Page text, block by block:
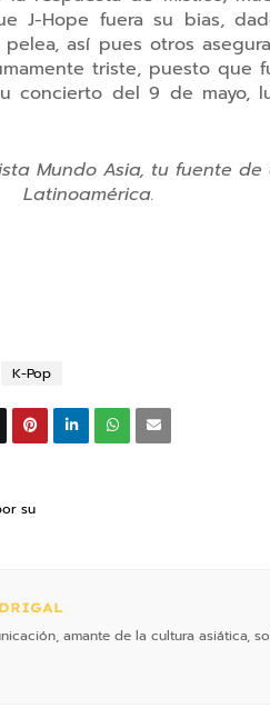
J-Hope fuera su bias,
así pues otros
triste, puesto que
concierto del 9 de mayo,
Mundo Asia, tu fuente
Latinoamérica.
K-Pop
su
amante de la cultura asiática,